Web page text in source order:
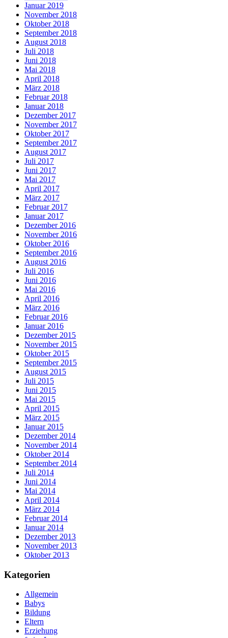
Januar 2019
November 2018
Oktober 2018
September 2018
August 2018
Juli 2018
Juni 2018
Mai 2018
April 2018
März 2018
Februar 2018
Januar 2018
Dezember 2017
November 2017
Oktober 2017
September 2017
August 2017
Juli 2017
Juni 2017
Mai 2017
April 2017
März 2017
Februar 2017
Januar 2017
Dezember 2016
November 2016
Oktober 2016
September 2016
August 2016
Juli 2016
Juni 2016
Mai 2016
April 2016
März 2016
Februar 2016
Januar 2016
Dezember 2015
November 2015
Oktober 2015
September 2015
August 2015
Juli 2015
Juni 2015
Mai 2015
April 2015
März 2015
Januar 2015
Dezember 2014
November 2014
Oktober 2014
September 2014
Juli 2014
Juni 2014
Mai 2014
April 2014
März 2014
Februar 2014
Januar 2014
Dezember 2013
November 2013
Oktober 2013
Kategorien
Allgemein
Babys
Bildung
Eltern
Erziehung